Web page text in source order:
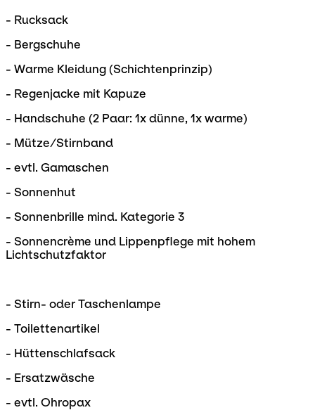
- Rucksack
- Bergschuhe
- Warme Kleidung (Schichtenprinzip)
- Regenjacke mit Kapuze
- Handschuhe (2 Paar: 1x dünne, 1x warme)
- Mütze/Stirnband
- evtl. Gamaschen
- Sonnenhut
- Sonnenbrille mind. Kategorie 3
- Sonnencrème und Lippenpflege mit hohem
Lichtschutzfaktor
- Stirn- oder Taschenlampe
- Toilettenartikel
- Hüttenschlafsack
- Ersatzwäsche
- evtl. Ohropax